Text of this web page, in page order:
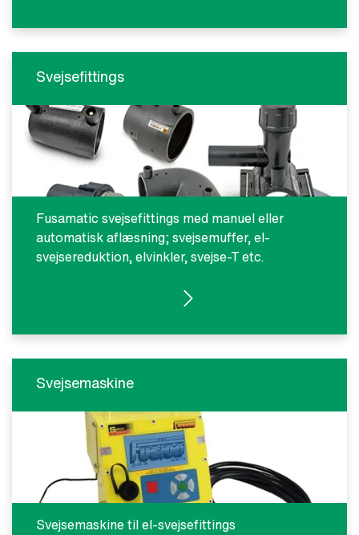
Svejsefittings
Fusamatic svejsefittings med manuel eller
automatisk aflæsning; svejsemuffer, el-
svejsereduktion, elvinkler, svejse-T etc.
SE PRODUKTER
Svejsemaskine
Svejsemaskine til el-svejsefittings